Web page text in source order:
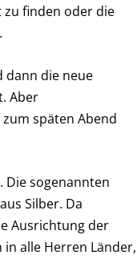
zu finden oder die
dann die neue
Aber
späten Abend
Die sogenannten
Silber. Da
Ausrichtung der
alle Herren Länder,